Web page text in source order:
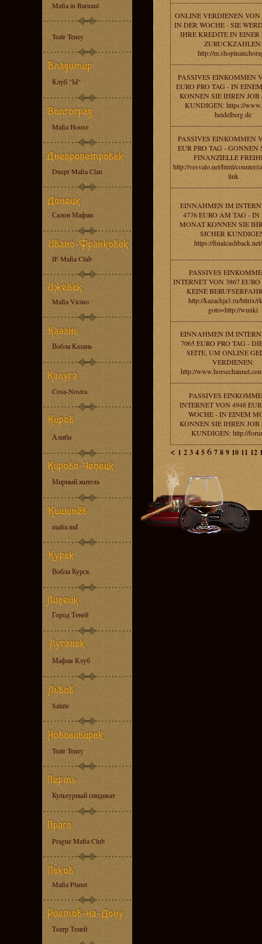
Mafia in Barnaul
Teatr Teney
Клуб "Ы"
Mafia House
Dnepr Mafia Clan
Салон Мафии
IF Mafia Club
Mafia Vicino
Вобла Казань
Cosa-Nostra
Алиби
Мирный житель
mafia.md
Вобла Курск
Город Теней
Мафия Клуб
Salute
Teatr Teney
Культурный синдикат
Prague Mafia Club
Mafia Planet
Театр Теней
ONLINE VERDIENEN VON
IN DER WOCHE - SIE
IHRE KREDITE IN EINER
ZURUCKZAHLEN:
http://
PASSIVES EINKOMMEN
EURO PRO TAG - IN
KONNEN SIE IHREN JOB
KUNDIGEN: https://
heidelberg.de
PASSIVES EINKOMMEN
EUR PRO TAG - GONNEN
FINANZIELLE
http://vesvalo.net/html/counter/
link
EINNAHMEN IM
4776 EURO AM TAG - IN
MONAT KONNEN SIE
SICHER
https://
PASSIVES
INTERNET VON 3867
KEINE
http://kazachja3.ru/bitrix/
goto=http://wunki
EINNAHMEN IM
7065 EURO PRO TAG -
SEITE, UM ONLINE
VERDIENEN:
http://
PASSIVES
INTERNET VON 4948
WOCHE - IN EINEM
KONNEN SIE IHREN JOB
KUNDIGEN: http://
< 1 2 3 4 5 67 8 9 10 11 12